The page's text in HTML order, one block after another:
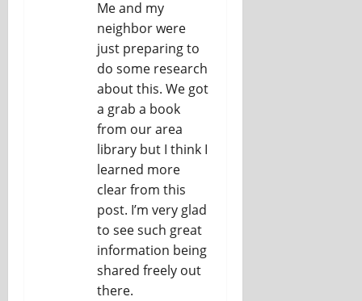
Me and my
neighbor were
just preparing to
do some research
about this. We got
a grab a book
from our area
library but I think I
learned more
clear from this
post. I’m very glad
to see such great
information being
shared freely out
there.